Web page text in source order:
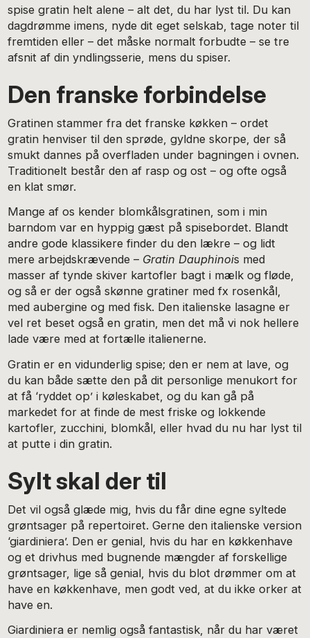
spise gratin helt alene – alt det, du har lyst til. Du kan
dagdrømme imens, nyde dit eget selskab, tage noter til
fremtiden eller – det måske normalt forbudte – se tre
afsnit af din yndlingsserie, mens du spiser.
Den franske forbindelse
Gratinen stammer fra det franske køkken – ordet
gratin henviser til den sprøde, gyldne skorpe, der så
smukt dannes på overfladen under bagningen i ovnen.
Traditionelt består den af rasp og ost – og ofte også
en klat smør.
Mange af os kender blomkålsgratinen, som i min
barndom var en hyppig gæst på spisebordet. Blandt
andre gode klassikere finder du den lækre – og lidt
mere arbejdskrævende – Gratin Dauphinois med
masser af tynde skiver kartofler bagt i mælk og fløde,
og så er der også skønne gratiner med fx rosenkål,
med aubergine og med fisk. Den italienske lasagne er
vel ret beset også en gratin, men det må vi nok hellere
lade være med at fortælle italienerne.
Gratin er en vidunderlig spise; den er nem at lave, og
du kan både sætte den på dit personlige menukort for
at få ‘ryddet op’ i køleskabet, og du kan gå på
markedet for at finde de mest friske og lokkende
kartofler, zucchini, blomkål, eller hvad du nu har lyst til
at putte i din gratin.
Sylt skal der til
Det vil også glæde mig, hvis du får dine egne syltede
grøntsager på repertoiret. Gerne den italienske version
‘giardiniera’. Den er genial, hvis du har en køkkenhave
og et drivhus med bugnende mængder af forskellige
grøntsager, lige så genial, hvis du blot drømmer om at
have en køkkenhave, men godt ved, at du ikke orker at
have en.
Giardiniera er nemlig også fantastisk, når du har været